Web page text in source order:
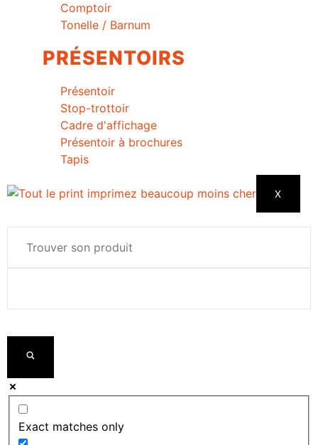
Comptoir
Tonelle / Barnum
PRÉSENTOIRS
Présentoir
Stop-trottoir
Cadre d'affichage
Présentoir à brochures
Tapis
X
Exact matches only